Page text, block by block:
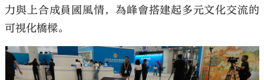
力與上合成員國風情，為峰會搭建起多元文化交流的
可視化橋樑。